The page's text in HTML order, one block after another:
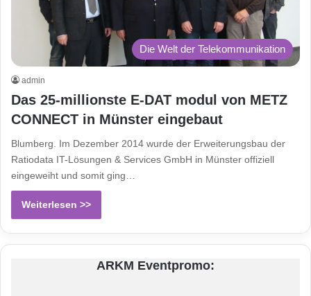
Die Welt der Telekommunikation
admin
Das 25-millionste E-DAT modul von METZ
CONNECT in Münster eingebaut
Blumberg. Im Dezember 2014 wurde der Erweiterungsbau der
Ratiodata IT-Lösungen & Services GmbH in Münster offiziell
eingeweiht und somit ging…
Weiterlesen >>
ARKM Eventpromo: